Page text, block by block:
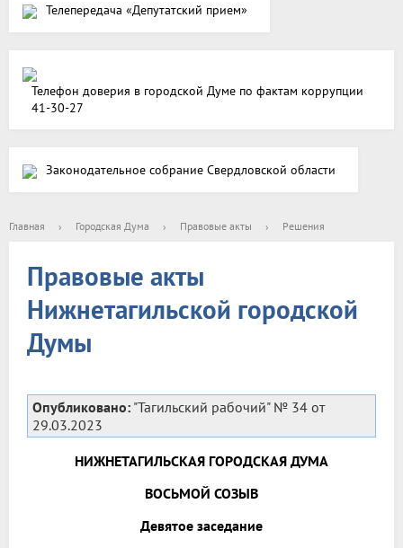
Телепередача «Депутатский прием»
Телефон доверия в городской Думе по фактам коррупции
41-30-27
Законодательное собрание Свердловской области
Главная › Городская Дума › Правовые акты › Решения
Правовые акты
Нижнетагильской городской
Думы
Опубликовано: "Тагильский рабочий" № 34 от
29.03.2023
НИЖНЕТАГИЛЬСКАЯ ГОРОДСКАЯ ДУМА
ВОСЬМОЙ СОЗЫВ
Девятое заседание